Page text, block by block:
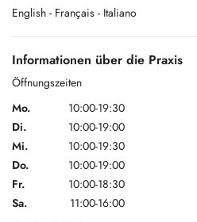
English - Français - Italiano
Informationen über die Praxis
Öffnungszeiten
Mo.
10:00-19:30
Di.
10:00-19:00
Mi.
10:00-19:30
Do.
10:00-19:00
Fr.
10:00-18:30
Sa.
11:00-16:00